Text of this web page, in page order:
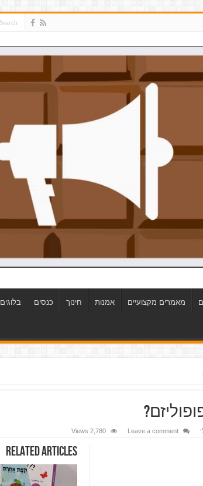
מאמרים מקצועיים אמנות חינוך כנסים בלוגים
Leave a comment
2,780 Views
Related Articles